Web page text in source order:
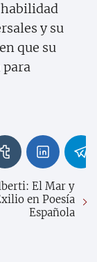
habilidad
y su
que su
para
El Mar y
en Poesía
Española